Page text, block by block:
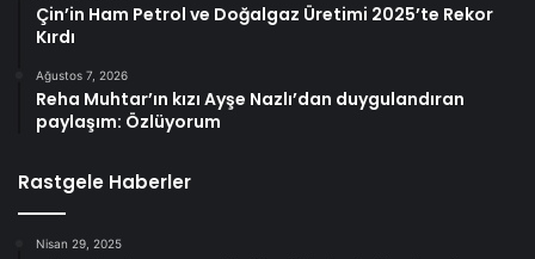
Çin’in Ham Petrol ve Doğalgaz Üretimi 2025’te Rekor
Kırdı
Ağustos 7, 2026
Reha Muhtar’ın kızı Ayşe Nazlı’dan duygulandıran
paylaşım: Özlüyorum
Rastgele Haberler
Nisan 29, 2025